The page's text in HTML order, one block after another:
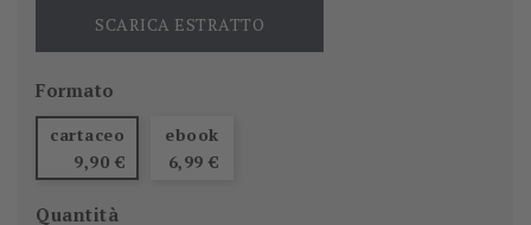
SCARICA ESTRATTO
Formato
cartaceo
9,90 €
ebook
6,99 €
Quantità